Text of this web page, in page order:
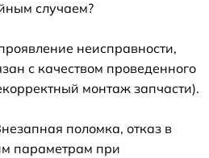
случаем?
неисправности,
с качеством проведенного
монтаж запчасти).
поломка, отказ в
параметрам при